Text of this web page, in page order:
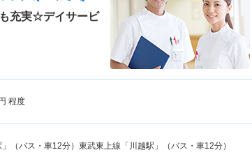
充実☆デイサービ
程度
」（バス・車12分）東武東上線「川越駅」（バス・車12分）